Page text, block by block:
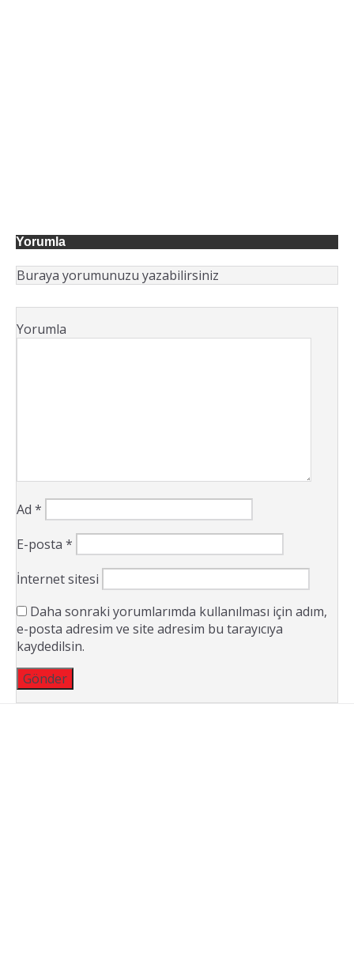
Yorumla
Buraya yorumunuzu yazabilirsiniz
Yorumla
Ad *
E-posta *
İnternet sitesi
Daha sonraki yorumlarımda kullanılması için adım,
e-posta adresim ve site adresim bu tarayıcıya
kaydedilsin.